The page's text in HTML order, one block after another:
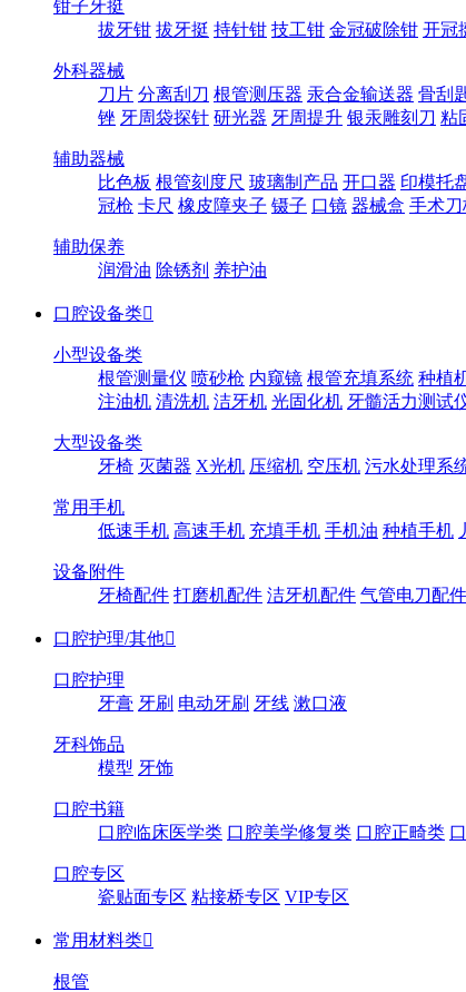
钳子牙挺
拔牙钳 拔牙挺 持针钳 技工钳 金冠破除钳 开冠
外科器械
刀片 分离刮刀 根管测压器 汞合金输送器 骨刮
锉 牙周袋探针 研光器 牙周提升 银汞雕刻刀 粘
辅助器械
比色板 根管刻度尺 玻璃制产品 开口器 印模托
冠枪 卡尺 橡皮障夹子 镊子 口镜 器械盒 手术刀
辅助保养
润滑油 除锈剂 养护油
口腔设备类
小型设备类
根管测量仪 喷砂枪 内窥镜 根管充填系统 种植
注油机 清洗机 洁牙机 光固化机 牙髓活力测试
大型设备类
牙椅 灭菌器 X光机 压缩机 空压机 污水处理系
常用手机
低速手机 高速手机 充填手机 手机油 种植手机
设备附件
牙椅配件 打磨机配件 洁牙机配件 气管电刀配件
口腔护理/其他
口腔护理
牙膏 牙刷 电动牙刷 牙线 漱口液
牙科饰品
模型 牙饰
口腔书籍
口腔临床医学类 口腔美学修复类 口腔正畸类
口腔专区
瓷贴面专区 粘接桥专区 VIP专区
常用材料类
根管